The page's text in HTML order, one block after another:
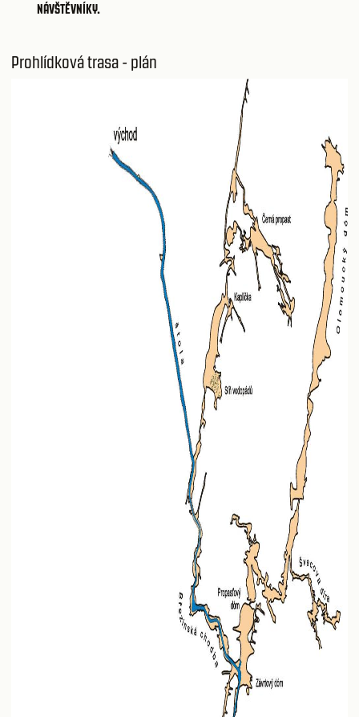
NÁVŠTĚVNÍKY.
Prohlídková trasa - plán